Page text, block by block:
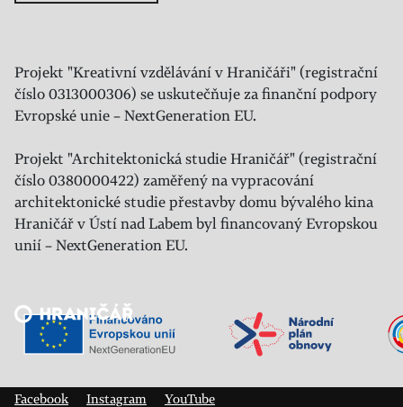
Projekt "Kreativní vzdělávání v Hraničáři" (registrační
číslo 0313000306) se uskutečňuje za finanční podpory
Evropské unie – NextGeneration EU.
Projekt "Architektonická studie Hraničář" (registrační
číslo 0380000422) zaměřený na vypracování
architektonické studie přestavby domu bývalého kina
Hraničář v Ústí nad Labem byl financovaný Evropskou
unií – NextGeneration EU.
Veřejný sál Hraničář, spolek
Facebook
Instagram
YouTube